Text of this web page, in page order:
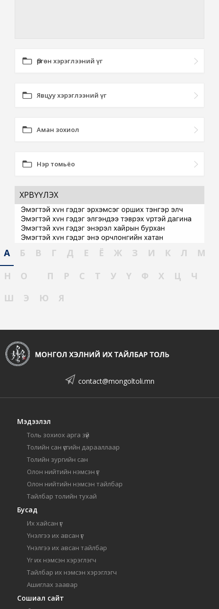
Өргөн хэрэглээний үг
Явцуу хэрэглээний үг
Аман зохиол
Нэр томьёо
ХӨРВҮҮЛЭХ
А Б В Г Д Е Ё Ж З И К Л
М
Н
О П Р С Т У Ү Ф Х Ц
Ч
Ш
Э Ю Я
contact@mongoltoli.mn
Мэдээлэл
Толь зохиох арга зүй
Толийн сан үсгийн дарааллаар
Толийн зургийн сан
Олон нийтийн нэмсэн үг
Олон нийтийн нэмсэн тайлбар
Тайлбар толийн тухай
Бусад
Их хайсан үг
Үнэлгээ их авсан үг
Үнэлгээ их авсан тайлбар
Үг их нэмсэн хэрэглэгч
Тайлбар их нэмсэн хэрэглэгч
Ашиглах заавар
Сошиал сайт